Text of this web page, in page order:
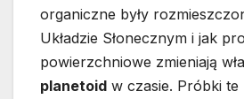
organiczne były
Układzie Słonecznym i jak
powierzchniowe zmieniają
planetoid w czasie. Próbki